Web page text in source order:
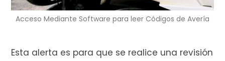
Acceso Mediante Software para leer Códigos de Avería
Esta alerta es para que se realice una revisión